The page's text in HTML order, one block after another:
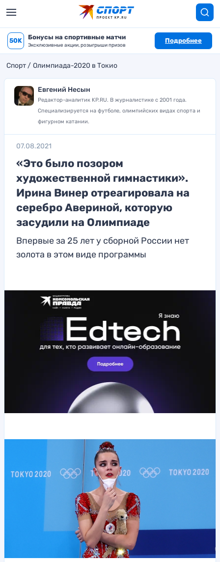
50K Бонусы на спортивные матчи
Эксклюзивные акции, розыгрыши призов
Подробнее
Спорт Олимпиада-2020 в Токио
Евгений Несын
Редактор-аналитик KP.RU. В журналистике с 2001 года.
Специализируется на футболе, олимпийских видах спорта и
фигурном катании.
07.08.2021
«Это было позором
художественной гимнастики».
Ирина Винер отреагировала на
серебро Авериной, которую
засудили на Олимпиаде
Впервые за 25 лет у сборной России нет
золота в этом виде программы